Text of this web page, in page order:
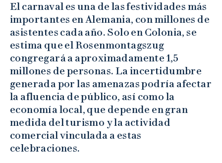
El carnaval es una de las festividades más
importantes en Alemania, con millones de
asistentes cada año. Solo en Colonia, se
estima que el Rosenmontagszug
congregará a aproximadamente 1,5
millones de personas. La incertidumbre
generada por las amenazas podría afectar
la afluencia de público, así como la
economía local, que depende en gran
medida del turismo y la actividad
comercial vinculada a estas
celebraciones.